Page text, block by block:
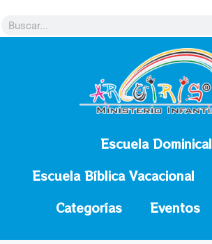
Escuela Dominical
Escuela Bíblica Vacacional
Categorías
Eventos